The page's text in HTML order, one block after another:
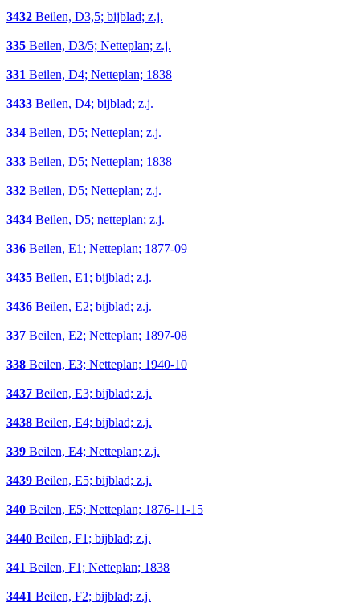
3432 Beilen, D3,5; bijblad; z.j.
335 Beilen, D3/5; Netteplan; z.j.
331 Beilen, D4; Netteplan; 1838
3433 Beilen, D4; bijblad; z.j.
334 Beilen, D5; Netteplan; z.j.
333 Beilen, D5; Netteplan; 1838
332 Beilen, D5; Netteplan; z.j.
3434 Beilen, D5; netteplan; z.j.
336 Beilen, E1; Netteplan; 1877-09
3435 Beilen, E1; bijblad; z.j.
3436 Beilen, E2; bijblad; z.j.
337 Beilen, E2; Netteplan; 1897-08
338 Beilen, E3; Netteplan; 1940-10
3437 Beilen, E3; bijblad; z.j.
3438 Beilen, E4; bijblad; z.j.
339 Beilen, E4; Netteplan; z.j.
3439 Beilen, E5; bijblad; z.j.
340 Beilen, E5; Netteplan; 1876-11-15
3440 Beilen, F1; bijblad; z.j.
341 Beilen, F1; Netteplan; 1838
3441 Beilen, F2; bijblad; z.j.